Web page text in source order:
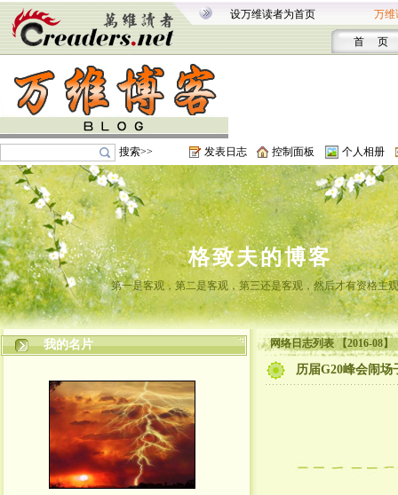
设万维读者为首页 万维
首 页
搜索>> 发表日志 控制面板 个人相册
格致夫的博客
第一是客观，第二是客观，第三还是客观，然后才有资格主
我的名片 网络日志列表 【2016-08】
历届G20峰会闹场